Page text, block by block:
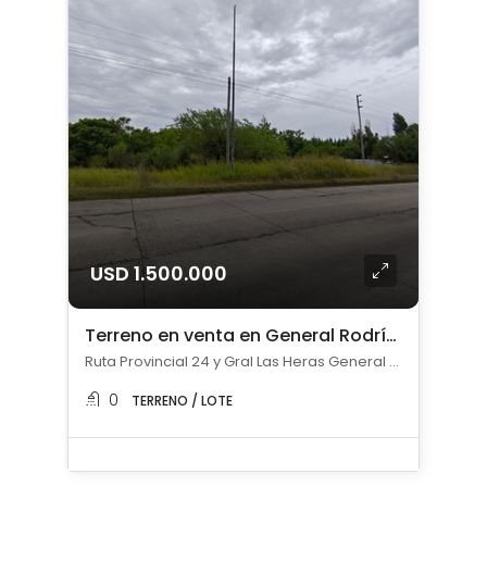
USD 1.500.000
Terreno en venta en General Rodríguez
Ruta Provincial 24 y Gral Las Heras General Rodriguez, , General Rodríguez
0 TERRENO / LOTE